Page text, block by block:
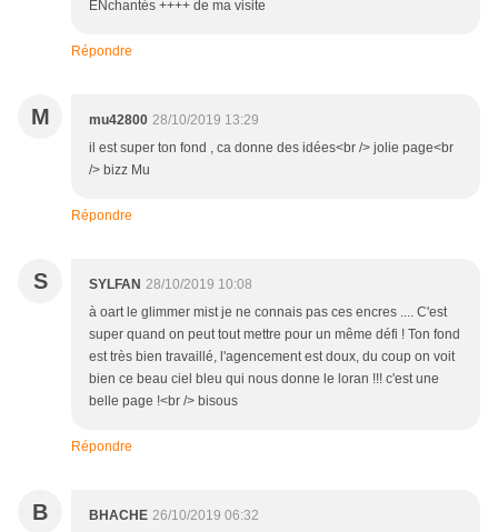
ENchantés ++++ de ma visite
Répondre
M mu42800 28/10/2019 13:29
il est super ton fond , ca donne des idées<br /> jolie page<br
/> bizz Mu
Répondre
S SYLFAN 28/10/2019 10:08
à oart le glimmer mist je ne connais pas ces encres .... C'est
super quand on peut tout mettre pour un même défi ! Ton fond
est très bien travaillé, l'agencement est doux, du coup on voit
bien ce beau ciel bleu qui nous donne le loran !!! c'est une
belle page !<br /> bisous
Répondre
B BHACHE 26/10/2019 06:32